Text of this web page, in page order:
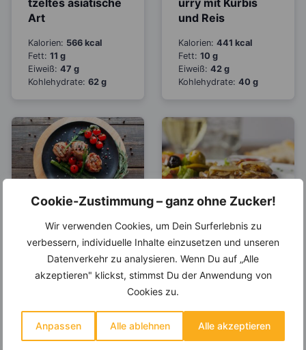
Cookie-Zustimmung – ganz ohne Zucker!
Wir verwenden Cookies, um Dein Surferlebnis zu
verbessern, individuelle Inhalte einzusetzen und unseren
Datenverkehr zu analysieren. Wenn Du auf „Alle
akzeptieren" klickst, stimmst Du der Anwendung von
Cookies zu.
Anpassen Alle ablehnen Alle akzeptieren
tzeltes asiatische
Art
Kalorien: 566 kcal
Fett: 11 g
Eiweiß: 47 g
Kohlehydrate: 62 g
urry mit Kürbis
und Reis
Kalorien: 441 kcal
Fett: 10 g
Eiweiß: 42 g
Kohlehydrate: 40 g
ns im
Speckmantel mit
Spargel
Eiweiß:92 g
Kohlehydrate:
mit Röstzwiebeln,
Tomaten und
Oliven
Eiweiß:36 g
Kohlehydrate:12 g